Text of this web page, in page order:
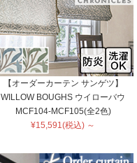
【オーダーカーテン サンゲツ】
WILLOW BOUGHS ウイローバウ
MCF104-MCF105(全2色)
¥15,591(税込) ～